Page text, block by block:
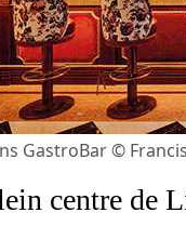
GastroBar ©
centre de